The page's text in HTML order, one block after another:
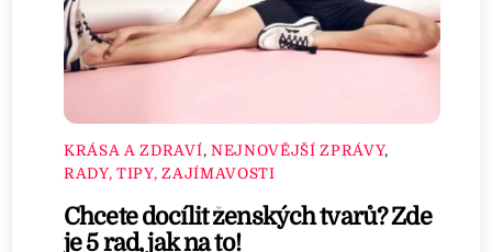
KRÁSA A ZDRAVÍ, NEJNOVĚJŠÍ ZPRÁVY,
RADY, TIPY, ZAJÍMAVOSTI
Chcete docílit ženských tvarů? Zde
je 5 rad, jak na to!